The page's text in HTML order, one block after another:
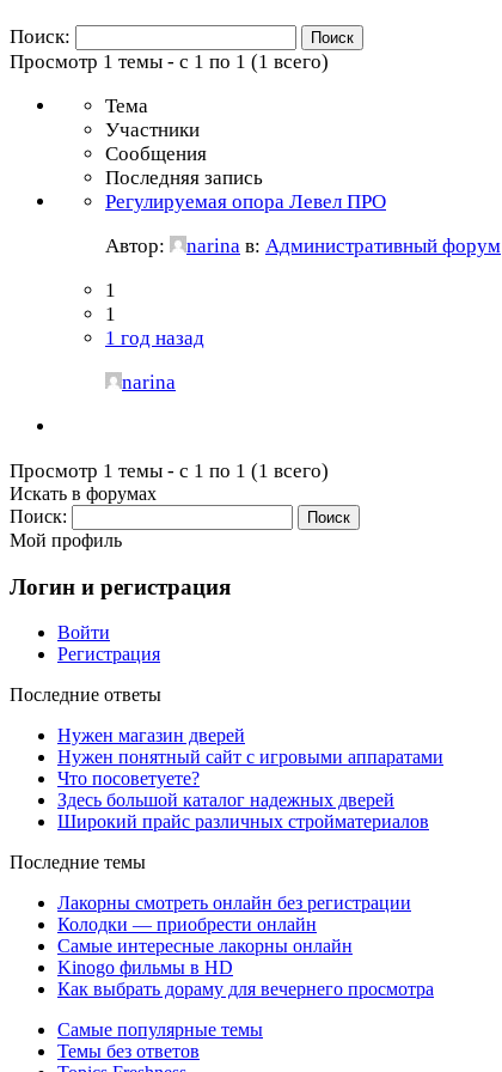
Поиск:
Просмотр 1 темы - с 1 по 1 (1 всего)
Тема
Участники
Сообщения
Последняя запись
Регулируемая опора Левел ПРО
Автор:
narina в: Административный форум
1
1
1 год назад
narina
Просмотр 1 темы - с 1 по 1 (1 всего)
Искать в форумах
Поиск:
Мой профиль
Логин и регистрация
Войти
Регистрация
Последние ответы
Нужен магазин дверей
Нужен понятный сайт с игровыми аппаратами
Что посоветуете?
Здесь большой каталог надежных дверей
Широкий прайс различных стройматериалов
Последние темы
Лакорны смотреть онлайн без регистрации
Колодки — приобрести онлайн
Самые интересные лакорны онлайн
Kinogo фильмы в HD
Как выбрать дораму для вечернего просмотра
Самые популярные темы
Темы без ответов